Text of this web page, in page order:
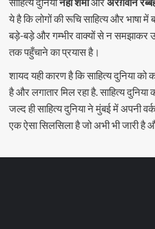
ये है कि लोगों की रूचि साहित्य और भाषा में
बड़े-बड़े और गम्भीर वाक्यों से न
तक पहुँचाने का प्रयास है।
शायद यही कारण है कि साहित्य दुनिया को
है और लगातार मिल रहा है. साहित्य
जल्द ही साहित्य दुनिया ने मुंबई में अपनी
एक ऐसा सिलसिला है जो अभी भी जारी